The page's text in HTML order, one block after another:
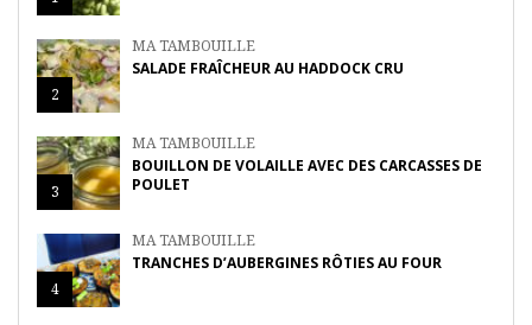
2
MA TAMBOUILLE
SALADE FRAÎCHEUR AU HADDOCK CRU
3
MA TAMBOUILLE
BOUILLON DE VOLAILLE AVEC DES CARCASSES DE
POULET
4
MA TAMBOUILLE
TRANCHES D’AUBERGINES RÔTIES AU FOUR